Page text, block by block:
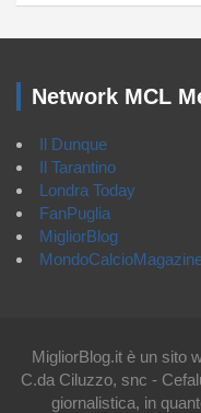
Network MCL
Il Dunque
Il Tarantino
Londra Today
FanPuglia
MigliorBlog
MigliorBlog.it è un sito
C.da Ciluzzo, snc -
giornalistica, in